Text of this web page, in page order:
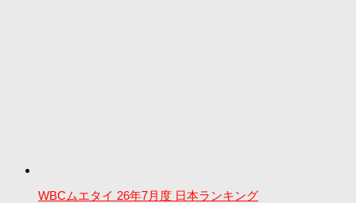
WBCムエタイ 26年7月度 日本ランキング